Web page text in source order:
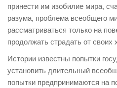
принести им изобилие мира,
разума, проблема всеобщего
рассматриваться только на
продолжать страдать от своих
Истории известны попытки
установить длительный
попытки предпринимаются на